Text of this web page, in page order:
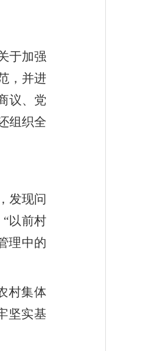
于加强
，并进
议、党
组织全
发现问
以前村
理中的
村集体
坚实基